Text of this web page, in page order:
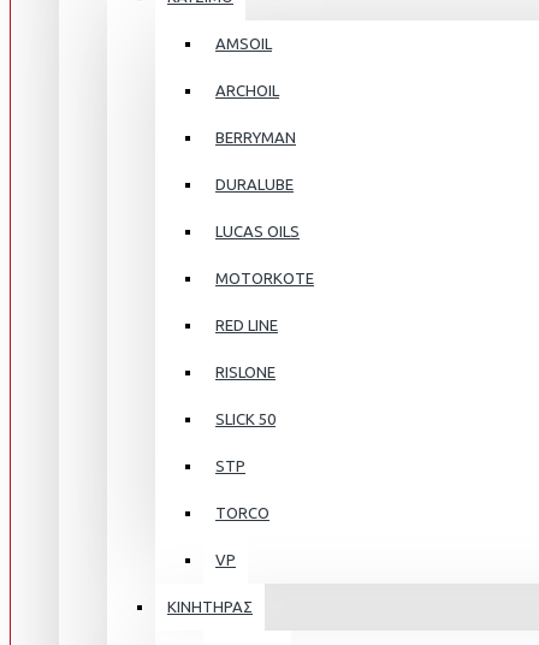
AMSOIL
ARCHOIL
BERRYMAN
DURALUBE
LUCAS OILS
MOTORKOTE
RED LINE
RISLONE
SLICK 50
STP
TORCO
VP
ΚΙΝΗΤΗΡΑΣ